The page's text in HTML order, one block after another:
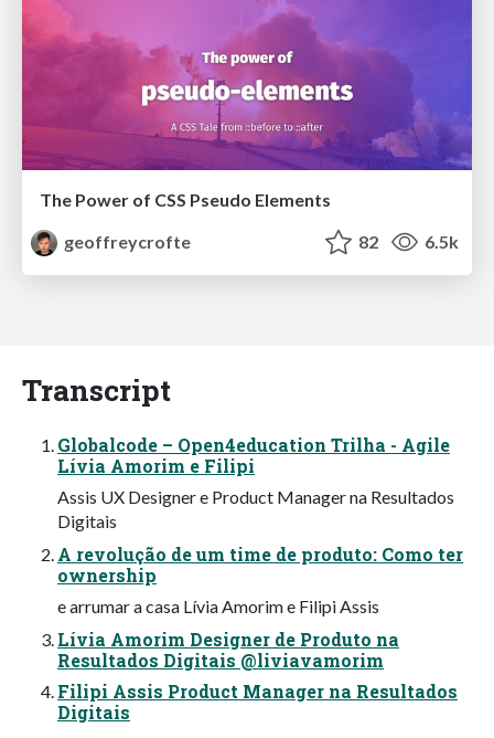
The Power of CSS Pseudo Elements
geoffreycrofte
82 6.5k
Transcript
Globalcode – Open4education Trilha - Agile
Lívia Amorim e Filipi
Assis UX Designer e Product Manager na Resultados
Digitais
A revolução de um time de produto: Como ter
ownership
e arrumar a casa Lívia Amorim e Filipi Assis
Lívia Amorim Designer de Produto na
Resultados Digitais @liviavamorim
Filipi Assis Product Manager na Resultados
Digitais